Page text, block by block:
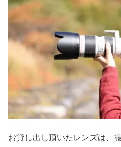
お貸し出し頂いたレンズは、